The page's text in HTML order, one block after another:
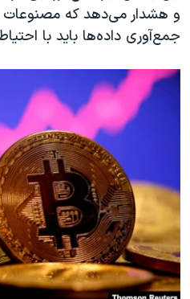
و هشدار می‌دهد که مصنوعات
جمع‌آوری داده‌ها باید با